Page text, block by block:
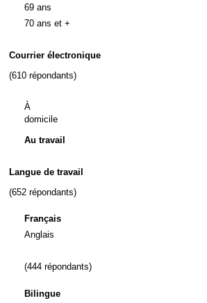
69 ans
70 ans et +
Courrier électronique
(610 répondants)
À
domicile
Au travail
Langue de travail
(652 répondants)
Français
Anglais
(444 répondants)
Bilingue